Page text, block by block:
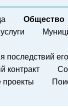
Общество
последствий
контракт